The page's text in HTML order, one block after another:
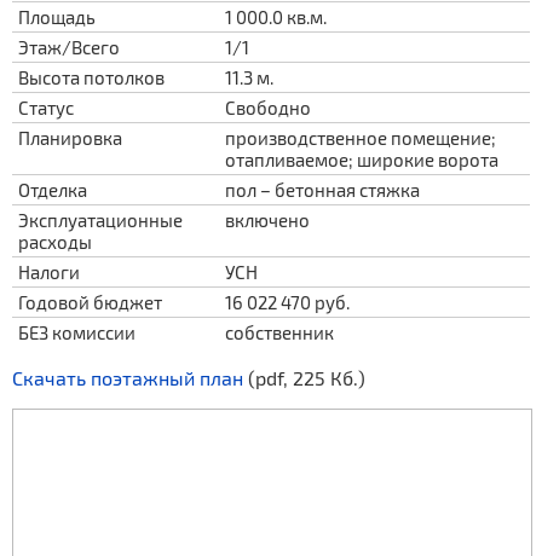
Площадь
1 000.0 кв.м.
Этаж/Всего
1/1
Высота потолков
11.3 м.
Статус
Свободно
Планировка
производственное помещение;
отапливаемое; широкие ворота
Отделка
пол – бетонная стяжка
Эксплуатационные
расходы
включено
Налоги
УСН
Годовой бюджет
16 022 470 руб.
БЕЗ комиссии
собственник
Скачать поэтажный план (pdf, 225 Кб.)